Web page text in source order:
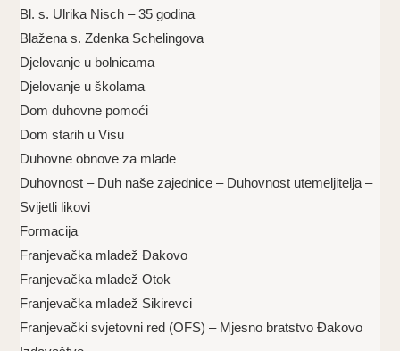
Bl. s. Ulrika Nisch – 35 godina
Blažena s. Zdenka Schelingova
Djelovanje u bolnicama
Djelovanje u školama
Dom duhovne pomoći
Dom starih u Visu
Duhovne obnove za mlade
Duhovnost – Duh naše zajednice – Duhovnost utemeljitelja –
Svijetli likovi
Formacija
Franjevačka mladež Đakovo
Franjevačka mladež Otok
Franjevačka mladež Sikirevci
Franjevački svjetovni red (OFS) – Mjesno bratstvo Đakovo